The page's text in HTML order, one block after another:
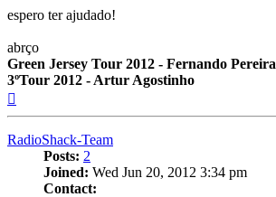
espero ter ajudado!
abrço
Green Jersey Tour 2012 - Fernando Pereira
3ºTour 2012 - Artur Agostinho
RadioShack-Team
Posts: 2
Joined: Wed Jun 20, 2012 3:34 pm
Contact: